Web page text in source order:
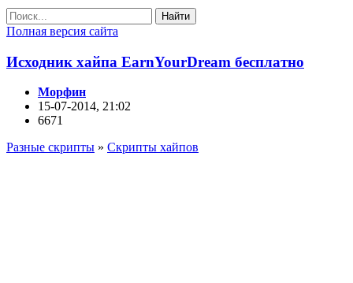
Найти
Полная версия сайта
Исходник хайпа EarnYourDream бесплатно
Морфин
15-07-2014, 21:02
6671
Разные скрипты » Скрипты хайпов